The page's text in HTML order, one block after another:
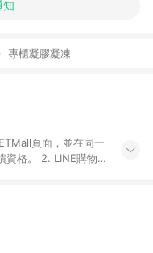
知
專櫃凝膠凝凍
頁面，並在同一
資格。 2. LINE購物
類別商品，將無法獲
品。 4. 如取消訂